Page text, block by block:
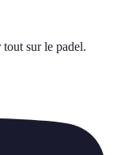
tout sur le padel.